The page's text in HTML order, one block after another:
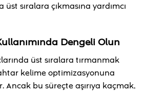
sıralara çıkmasına yardımcı
Dengeli Olun
üst sıralara tırmanmak
kelime optimizasyonuna
bu süreçte aşırıya kaçmak,